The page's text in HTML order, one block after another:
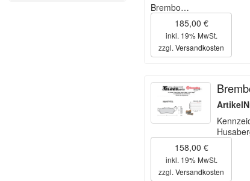
Brembo…
185,00 €
inkl. 19% MwSt.
zzgl. Versandkosten
158,00 €
inkl. 19% MwSt.
zzgl. Versandkosten